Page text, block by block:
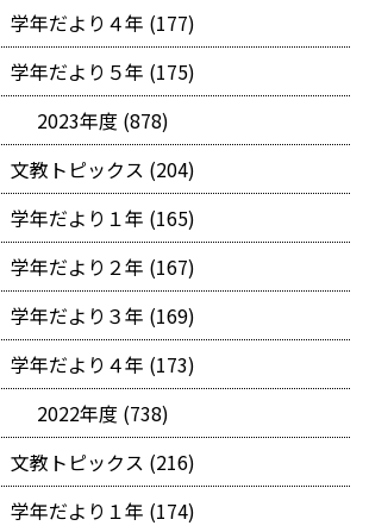
学年だより４年 (177)
学年だより５年 (175)
2023年度 (878)
文教トピックス (204)
学年だより１年 (165)
学年だより２年 (167)
学年だより３年 (169)
学年だより４年 (173)
2022年度 (738)
文教トピックス (216)
学年だより１年 (174)